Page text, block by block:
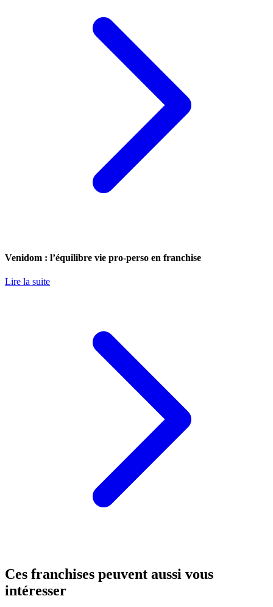
Venidom : l’équilibre vie pro-perso en franchise
Lire la suite
Ces franchises peuvent aussi vous
intéresser